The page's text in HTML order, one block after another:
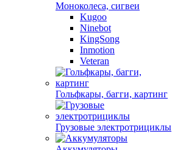
Моноколеса, сигвеи
Kugoo
Ninebot
KingSong
Inmotion
Veteran
Гольфкары, багги, картинг
Грузовые электротрициклы